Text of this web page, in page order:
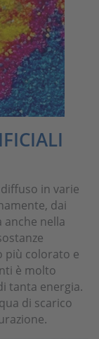
in varie
dai
nella
più colorato e
è molto
tanta energia.
di scarico